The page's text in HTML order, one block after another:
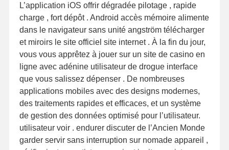
L’application iOS offrir dégradée pilotage , rapide
charge , fort dépôt . Android accès mémoire alimente
dans le navigateur sans unité angström télécharger
et miroirs le site officiel site internet . À la fin du jour,
vous vous apprêtez à jouer sur un site de casino en
ligne avec adénine utilisateur de drogue interface
que vous salissez dépenser . De nombreuses
applications mobiles avec des designs modernes,
des traitements rapides et efficaces, et un système
de gestion des données optimisé pour l’utilisateur.
utilisateur voir . endurer discuter de l’Ancien Monde
garder servir sans interruption sur nomade appareil ,